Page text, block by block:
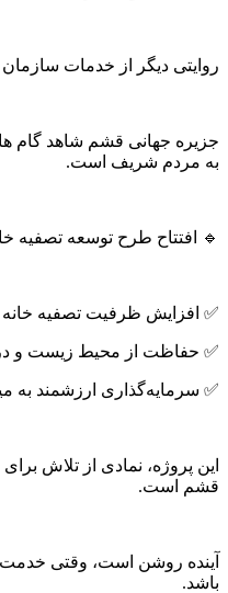
روایتی دیگر از خدمات
جزیره جهانی قشم شاهد گام
به مردم شریف است.
🔹 افتتاح طرح توسعه تصفیه
✅ افزایش ظرفیت تصفیه خانه از ۲۰۰۰ به ۳۵۰۰ مترمکعب در
✅ حفاظت از محیط زیست و
✅ سرمایه‌گذاری ارزشمند به میزان ۳۳۰
این پروژه، نمادی از تلاش
قشم است.
آینده روشن است، وقتی
باشد.